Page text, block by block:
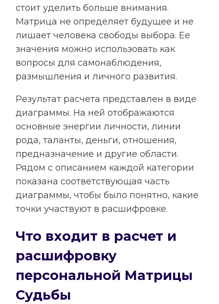
стоит уделить больше внимания.
Матрица не определяет будущее и не
лишает человека свободы выбора. Ее
значения можно использовать как
вопросы для самонаблюдения,
размышления и личного развития.
Результат расчета представлен в виде
диаграммы. На ней отображаются
основные энергии личности, линии
рода, таланты, деньги, отношения,
предназначение и другие области.
Рядом с описанием каждой категории
показана соответствующая часть
диаграммы, чтобы было понятно, какие
точки участвуют в расшифровке.
Что входит в расчет и
расшифровку
персональной Матрицы
Судьбы